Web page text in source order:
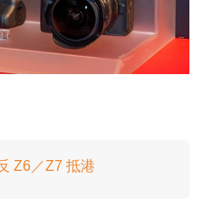
Z6／Z7 抵港